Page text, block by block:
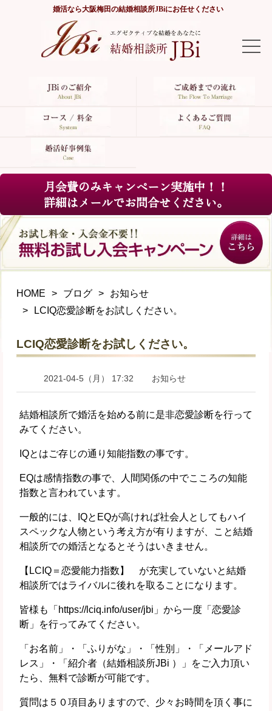
婚活なら大阪梅田の結婚相談所JBiにお任せください
TOP
よくあるご質問
婚活好事例集
月会費のみキャンペーン実施中！！
詳細はメールでお問合せください。
HOME ブログ
お知らせ
LCIQ恋愛診断をお試しください。
LCIQ恋愛診断をお試しください。
2021-04-5（月） 17:32 お知らせ
結婚相談所で婚活を始める前に是非恋愛診断を行って
みてください。
IQとはご存じの通り知能指数の事です。
EQは感情指数の事で、人間関係の中でこころの知能
指数と言われています。
一般的には、IQとEQが高ければ社会人としてもハイ
スペックな人物という考え方が有りますが、こと結婚
相談所での婚活となるとそうはいきません。
【LCIQ＝恋愛能力指数】 が充実していないと結婚
相談所ではライバルに後れを取ることになります。
皆様も「https://lciq.info/user/jbi」から一度「恋愛診
断」を行ってみてください。
「お名前」・「ふりがな」・「性別」・「メールアド
レス」・「紹介者（結婚相談所JBi ）」をご入力頂い
たら、無料で診断が可能です。
質問は５０項目ありますので、少々お時間を頂く事に